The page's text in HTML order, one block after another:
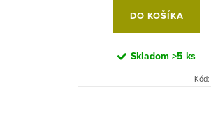
DO KOŠÍKA
Skladom >5 ks
Kód: